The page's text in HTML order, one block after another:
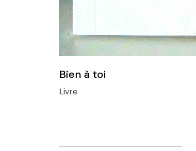
Bien à toi
Livre